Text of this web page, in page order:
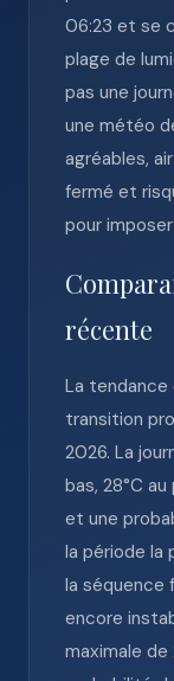
06:23 et se
plage de
pas une
une météo
agréables,
fermé et
pour
récente
La tendance
transition
2026. La
bas, 28°C
et une
la période la
la séquence
encore
maximale de